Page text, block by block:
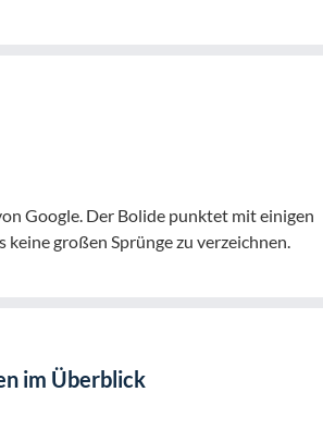
Google. Der Bolide punktet mit einigen
großen Sprünge zu verzeichnen.
im Überblick